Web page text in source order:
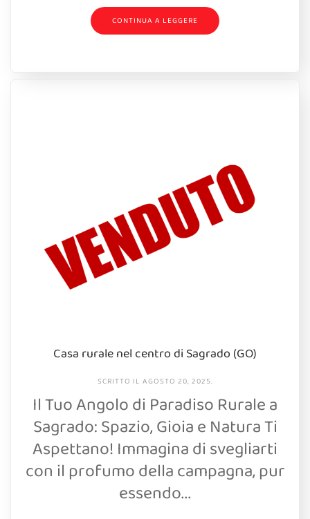
CONTINUA A LEGGERE
Casa rurale nel centro di Sagrado (GO)
SCRITTO IL AGOSTO 20, 2025.
Il Tuo Angolo di Paradiso Rurale a
Sagrado: Spazio, Gioia e Natura Ti
Aspettano! Immagina di svegliarti
con il profumo della campagna, pur
essendo...